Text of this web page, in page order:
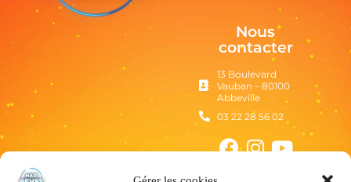
Nous
contacter
13 Boulevard
Vauban – 80100
Abbeville
03 22 28 56 02